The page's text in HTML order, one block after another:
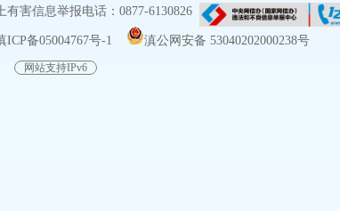
害信息举报电话：0877-6130826
ICP备05004767号-1 滇公网安备 53040202000238号
网站支持IPv6